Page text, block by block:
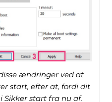
ændringer ved at
start, efter at, fordi dit
Sikker start fra nu af.